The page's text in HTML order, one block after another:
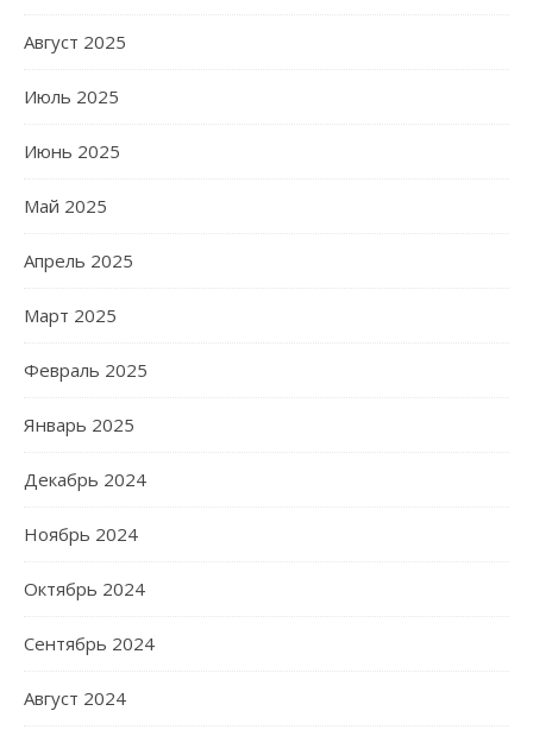
Август 2025
Июль 2025
Июнь 2025
Май 2025
Апрель 2025
Март 2025
Февраль 2025
Январь 2025
Декабрь 2024
Ноябрь 2024
Октябрь 2024
Сентябрь 2024
Август 2024